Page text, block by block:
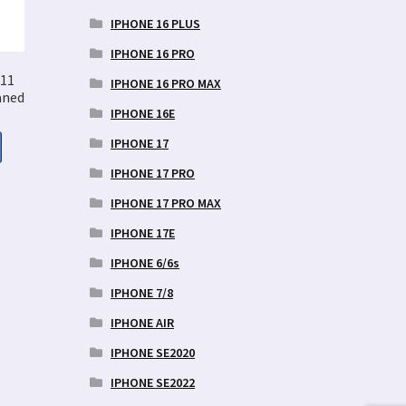
€.
IPHONE 16 PLUS
IPHONE 16 PRO
IPHONE 16 PRO MAX
IPHONE 16E
IPHONE 17
IPHONE 17 PRO
IPHONE 17 PRO MAX
IPHONE 17E
IPHONE 6/6s
IPHONE 7/8
IPHONE AIR
IPHONE SE2020
IPHONE SE2022